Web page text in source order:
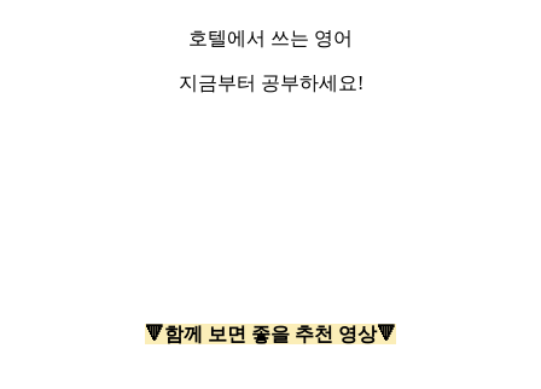
호텔에서 쓰는 영어
지금부터 공부하세요!
🔻함께 보면 좋을 추천 영상🔻